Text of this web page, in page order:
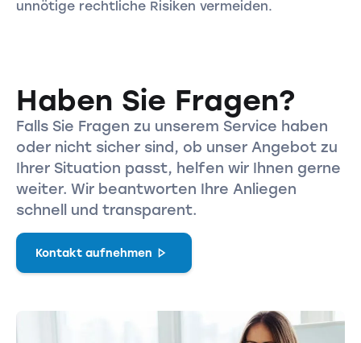
unnötige rechtliche Risiken vermeiden.
Haben Sie Fragen?
Falls Sie Fragen zu unserem Service haben
oder nicht sicher sind, ob unser Angebot zu
Ihrer Situation passt, helfen wir Ihnen gerne
weiter. Wir beantworten Ihre Anliegen
schnell und transparent.
Kontakt aufnehmen